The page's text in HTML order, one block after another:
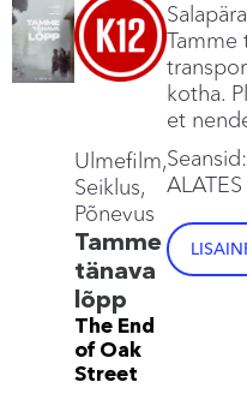
Tamme
kotha.
et
Seansid:
ALATES
Ulmefilm,
Seiklus,
Põnevus
Tamme
tänava
lõpp
The End
of Oak
Street